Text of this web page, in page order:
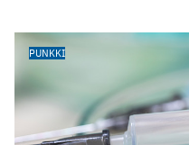
PUNKKI